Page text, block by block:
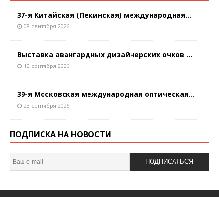
37-я Китайская (Пекинская) международная...
08 сентября 2026
Выставка авангардных дизайнерских очков ...
12 сентября 2026
39-я Московская международная оптическая...
23 сентября 2026
ПОДПИСКА НА НОВОСТИ
ПОДПИСАТЬСЯ